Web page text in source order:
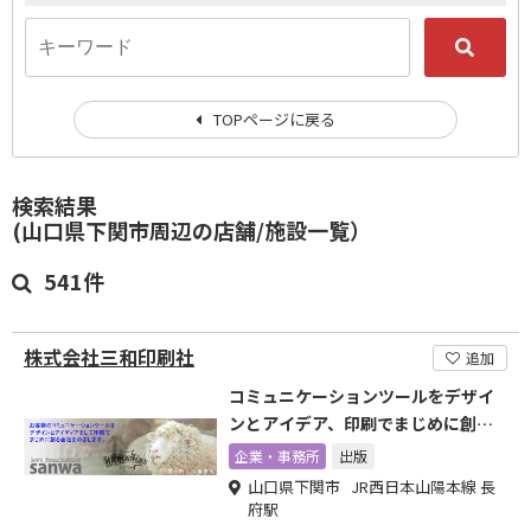
検索結果
(山口県下関市周辺の店舗/施設一覧）
541件
株式会社三和印刷社 追加
コミュニケーションツールをデザイ
ンとアイデア、印刷でまじめに創る
会社
企業・事務所 出版
山口県下関市 JR西日本山陽本線 長
府駅
TOPページに戻る